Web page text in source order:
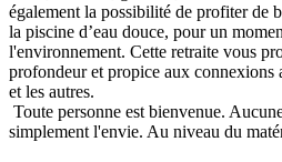
également la possibilité de profiter de
la piscine d’eau douce, pour un
l'environnement. Cette retraite vous
profondeur et propice aux connexions
et les autres.
Toute personne est bienvenue.
simplement l'envie. Au niveau du